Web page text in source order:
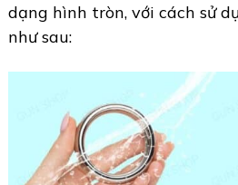
dạng hình tròn, với cách sử
như sau: